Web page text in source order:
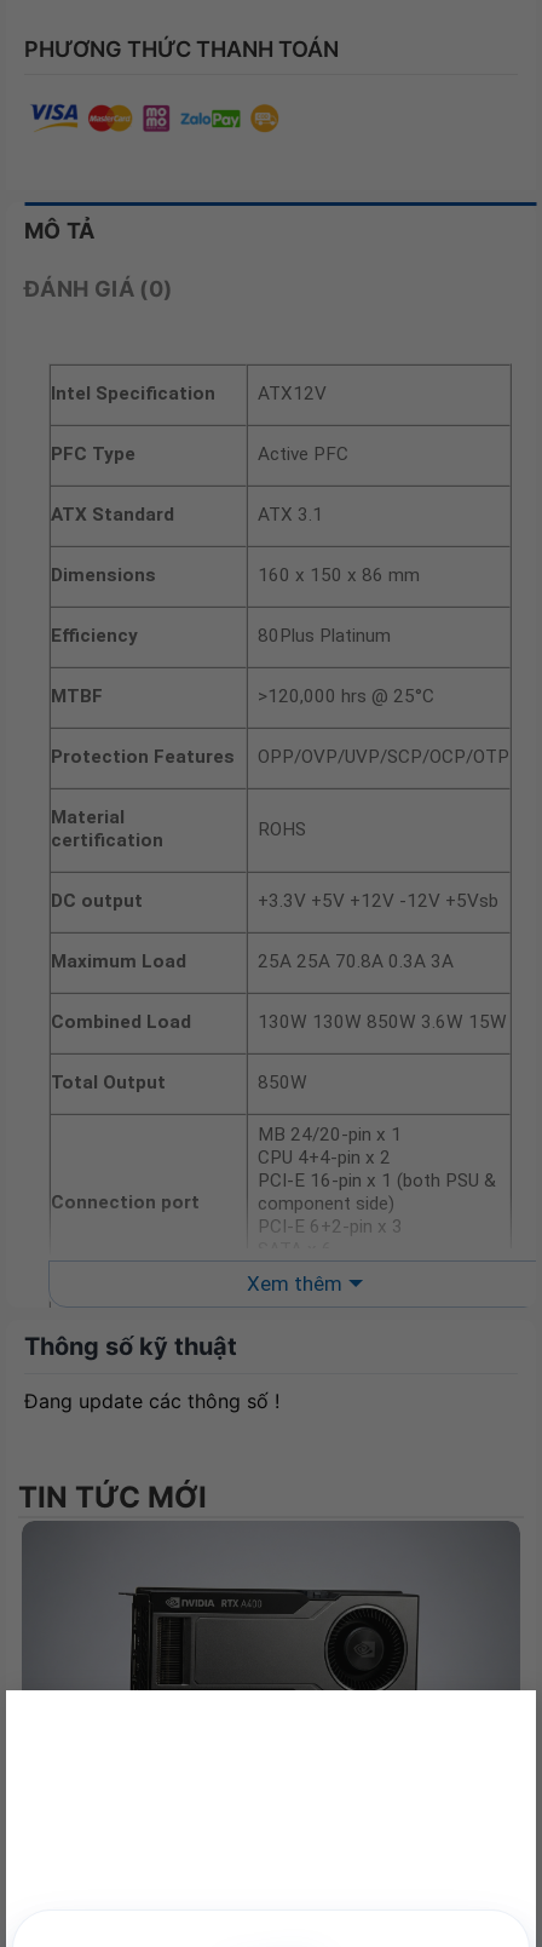
PHƯƠNG THỨC THANH TOÁN
MÔ TẢ
ĐÁNH GIÁ (0)
Intel Specification ATX12V
PFC Type Active PFC
ATX Standard ATX 3.1
Dimensions 160 x 150 x 86 mm
Efficiency 80Plus Platinum
MTBF >120,000 hrs @ 25°C
Protection Features OPP/OVP/UVP/SCP/OCP/OTP
Material
certification
ROHS
DC output +3.3V +5V +12V -12V +5Vsb
Maximum Load 25A 25A 70.8A 0.3A 3A
Combined Load 130W 130W 850W 3.6W 15W
Total Output 850W
Connection port
MB 24/20-pin x 1
CPU 4+4-pin x 2
PCI-E 16-pin x 1 (both PSU &
component side)
PCI-E 6+2-pin x 3
PERIPHERAL x 3
Power Cord x 1
PCI-E Gen 5.1 (16-pin-to-16-
(400+120+120mm)
ROG Strix DIY sticker x 1
User Manual x 1
1.78 kg (single PSU)
Xem thêm
Thông số kỹ thuật
Đang update các thông số !
TIN TỨC MỚI